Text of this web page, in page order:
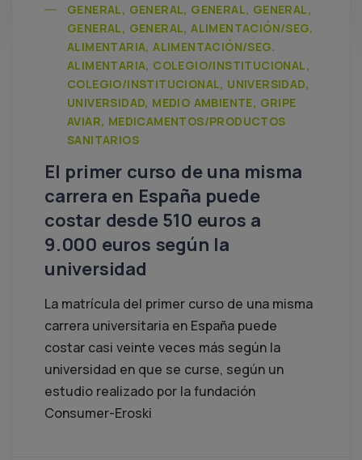
GENERAL, GENERAL, GENERAL, GENERAL,
GENERAL, GENERAL, ALIMENTACIÓN/SEG.
ALIMENTARIA, ALIMENTACIÓN/SEG.
ALIMENTARIA, COLEGIO/INSTITUCIONAL,
COLEGIO/INSTITUCIONAL, UNIVERSIDAD,
UNIVERSIDAD, MEDIO AMBIENTE, GRIPE
AVIAR, MEDICAMENTOS/PRODUCTOS
SANITARIOS
El primer curso de una misma
carrera en España puede
costar desde 510 euros a
9.000 euros según la
universidad
La matrícula del primer curso de una misma
carrera universitaria en España puede
costar casi veinte veces más según la
universidad en que se curse, según un
estudio realizado por la fundación
Consumer-Eroski